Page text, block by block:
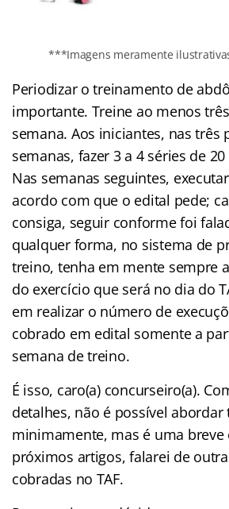
***Imagens meramente
Periodizar o treinamento de
importante. Treine ao menos
semana. Aos iniciantes, nas três
semanas, fazer 3 a 4 séries de
Nas semanas seguintes,
acordo com que o edital pede;
consiga, seguir conforme foi
qualquer forma, no sistema de
treino, tenha em mente sempre
do exercício que será no dia do
em realizar o número de
cobrado em edital somente a
semana de treino.
É isso, caro(a) concurseiro(a).
detalhes, não é possível abordar
minimamente, mas é uma breve
próximos artigos, falarei de
cobradas no TAF.